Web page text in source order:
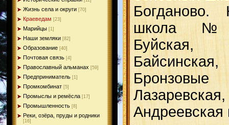
Жизнь села и округи [70]
Краеведам [23]
Марийцы [1]
Наши земляки [82]
Образование [40]
Почтовая связь [4]
Православный альманах [59]
Предприниматель [1]
Промкомбинат [5]
Промыслы и ремёсла [17]
Промышленность [8]
Реки, озёра, пруды и родники
[16]
школа
Буйская,